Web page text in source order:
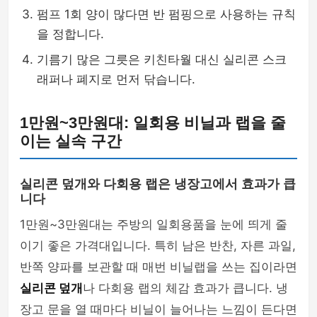
펌프 1회 양이 많다면 반 펌핑으로 사용하는 규칙
을 정합니다.
기름기 많은 그릇은 키친타월 대신 실리콘 스크
래퍼나 폐지로 먼저 닦습니다.
1만원~3만원대: 일회용 비닐과 랩을 줄
이는 실속 구간
실리콘 덮개와 다회용 랩은 냉장고에서 효과가 큽
니다
1만원~3만원대는 주방의 일회용품을 눈에 띄게 줄
이기 좋은 가격대입니다. 특히 남은 반찬, 자른 과일,
반쪽 양파를 보관할 때 매번 비닐랩을 쓰는 집이라면
실리콘 덮개 나 다회용 랩의 체감 효과가 큽니다. 냉
장고 문을 열 때마다 비닐이 늘어나는 느낌이 든다면